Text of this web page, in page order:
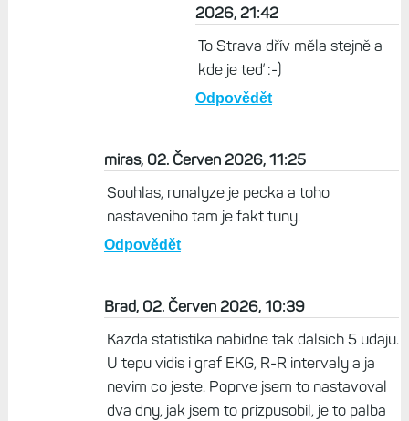
2026, 21:42
To Strava dřív měla stejně a
kde je teď :-)
Odpovědět
miras, 02. Červen 2026, 11:25
Souhlas, runalyze je pecka a toho
nastaveniho tam je fakt tuny.
Odpovědět
Brad, 02. Červen 2026, 10:39
Kazda statistika nabidne tak dalsich 5 udaju.
U tepu vidis i graf EKG, R-R intervaly a ja
nevim co jeste. Poprve jsem to nastavoval
dva dny, jak jsem to prizpusobil, je to palba